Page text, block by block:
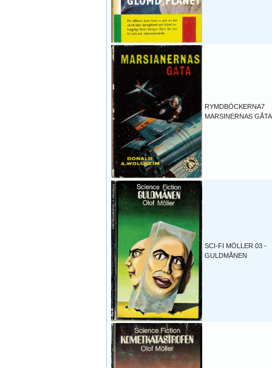
RYMDBÖCKERNA7
MARSINERNAS GÅTA
SCI-FI MÖLLER 03 -
GULDMÅNEN